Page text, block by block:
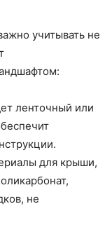
учитывать не
ленточный или
для крыши,
не